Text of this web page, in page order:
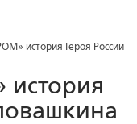
история Героя России
история